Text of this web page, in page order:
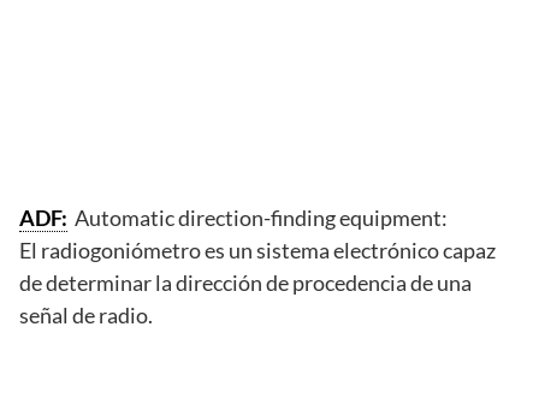
ADF: Automatic direction-finding equipment:
El radiogoniómetro es un sistema electrónico capaz
de determinar la dirección de procedencia de una
señal de radio.